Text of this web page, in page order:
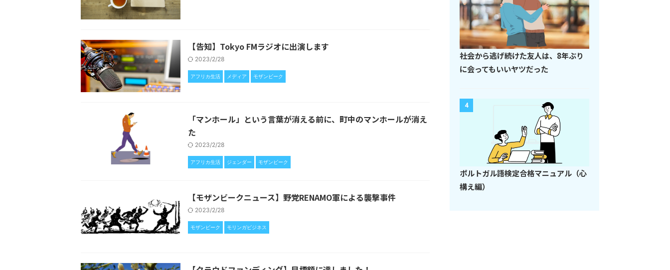
【告知】Tokyo FMラジオに出演します
2023/2/28
アフリカ生活 メディア モザンビーク
「マンホール」という言葉が消える前に、町中のマンホールが消え
た
2023/2/28
アフリカ生活 ジェンダー モザンビーク
【モザンビークニュース】野党RENAMO軍による襲撃事件
2023/2/28
モザンビーク モリンガビジネス
社会から逃げ続けた友人は、8年ぶり
に会ってもいいヤツだった
4
ポルトガル語検定合格マニュアル（心
構え編）